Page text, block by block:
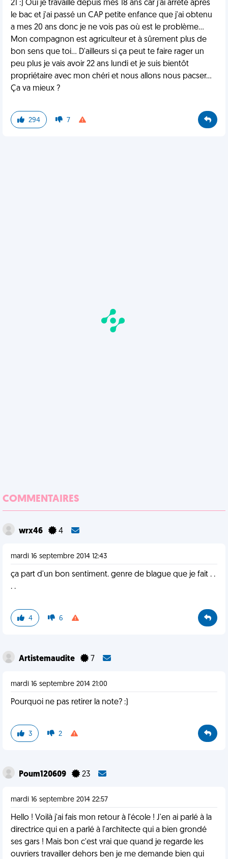
21 :) Oui je travaille depuis mes 18 ans car j'ai arrêté après
le bac et j'ai passé un CAP petite enfance que j'ai obtenu
a mes 20 ans donc je ne vois pas où est le problème...
Mon compagnon est agriculteur et à sûrement plus de
bon sens que toi... D'ailleurs si ça peut te faire rager un
peu plus je vais avoir 22 ans lundi et je suis bientôt
propriétaire avec mon chéri et nous allons nous pacser...
Ça va mieux ?
294 7
COMMENTAIRES
wrx46 4
mardi 16 septembre 2014 12:43
ça part d'un bon sentiment. genre de blague que je fait . .
. .
4 6
Artistemaudite 7
mardi 16 septembre 2014 21:00
Pourquoi ne pas retirer la note? :)
3 2
Poum120609 23
mardi 16 septembre 2014 22:57
Hello ! Voilà j'ai fais mon retour à l'école ! J'en ai parlé à la
directrice qui en a parlé à l'architecte qui a bien grondé
ses gars ! Mais bon c'est vrai que quand je regarde les
ouvriers travailler dehors ben je me demande bien qui